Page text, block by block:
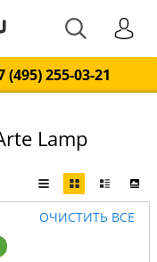
(495) 255-03-21
Lamp
ОЧИСТИТЬ ВСЕ